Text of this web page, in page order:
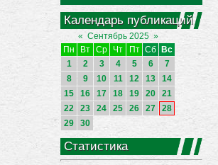
Календарь публикаций
« Сентябрь 2025 »
Пн
Вт Ср Чт Пт Сб
Вс
1
2 3 4 5 6
7
8
9 10 11 12 13
14
15
16 17 18 19 20
21
22
23 24 25 26 27
28
29
30
Статистика